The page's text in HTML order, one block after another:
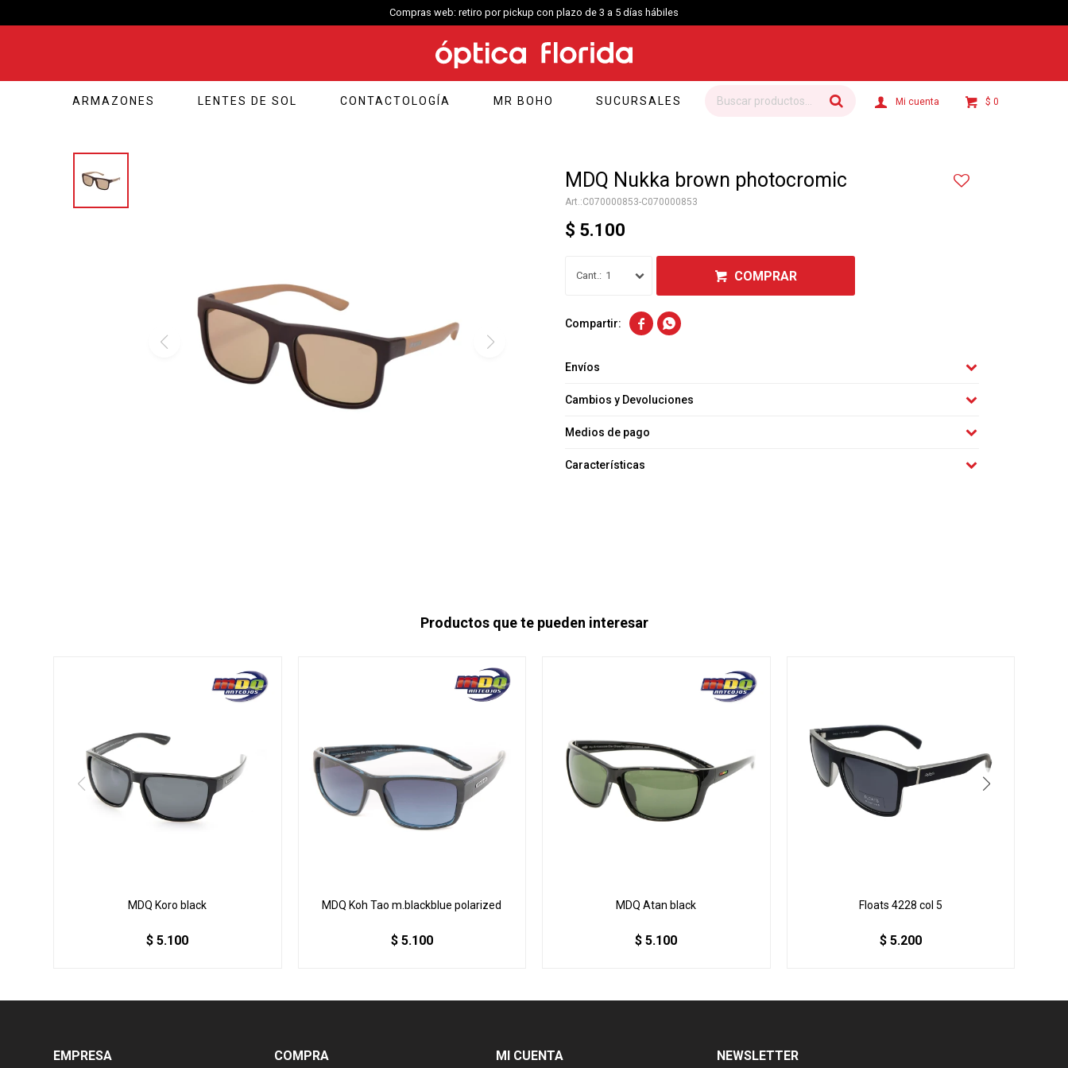
Compras web envío a Montevideo: Por Distrilogic de 3 a 5 días hábiles.
ARMAZONES LENTES DE SOL CONTACTOLOGÍA MR BOHO SUCURSALES $ 0
MDQ Nukka brown photocromic
C070000853-C070000853
$ 5.100
1 COMPRAR
 
Envíos
Cambios y Devoluciones
Medios de pago
Características
Productos que te pueden interesar
MDQ Koro black
$ 5.100
MDQ Koh Tao m.blackblue polarized
$ 5.100
MDQ Atan black
$ 5.100
Floats 4228 col 5
$ 5.200
EMPRESA COMPRA MI CUENTA NEWSLETTER